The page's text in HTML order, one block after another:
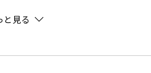
と見る